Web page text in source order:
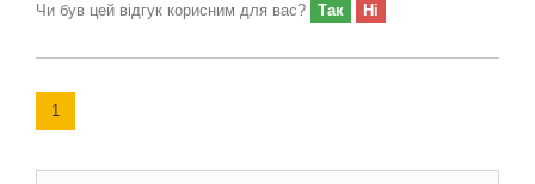
Чи був цей відгук корисним для вас? Так Ні
1